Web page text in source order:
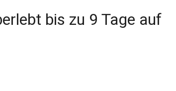
bis zu 9 Tage auf